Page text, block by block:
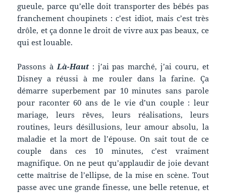
gueule, parce qu’elle doit transporter des bébés pas
franchement choupinets : c’est idiot, mais c’est très
drôle, et ça donne le droit de vivre aux pas beaux, ce
qui est louable.
Passons à Là-Haut: j’ai pas marché, j’ai couru, et
Disney a réussi à me rouler dans la farine. Ça
démarre superbement par 10 minutes sans parole
pour raconter 60 ans de le vie d’un couple : leur
mariage, leurs rêves, leurs réalisations, leurs
routines, leurs désillusions, leur amour absolu, la
maladie et la mort de l’épouse. On sait tout de ce
couple dans ces 10 minutes, c’est vraiment
magnifique. On ne peut qu’applaudir de joie devant
cette maîtrise de l’ellipse, de la mise en scène. Tout
passe avec une grande finesse, une belle retenue, et